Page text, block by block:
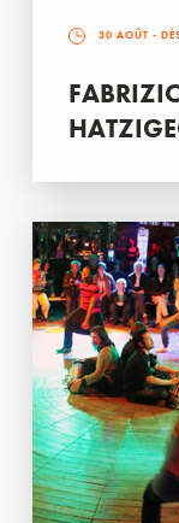
30 AOÛT -